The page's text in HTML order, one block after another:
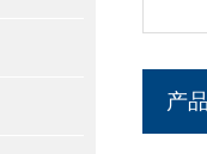
产